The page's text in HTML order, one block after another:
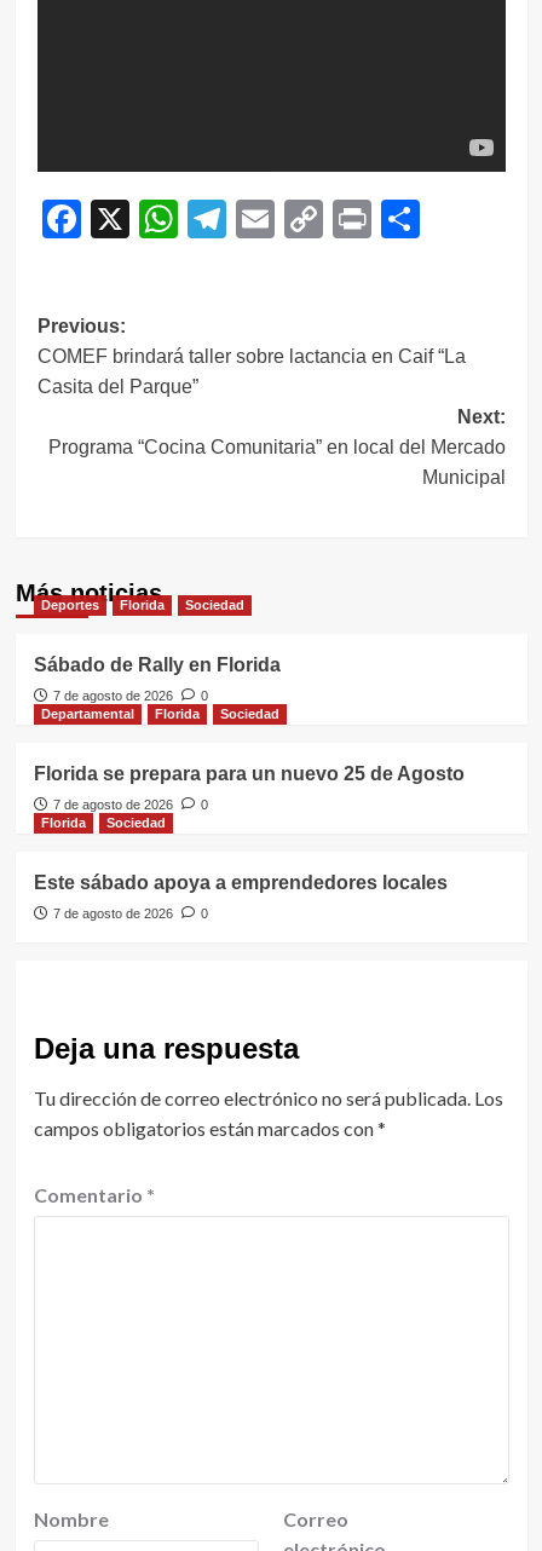
Facebook
X WhatsApp
Telegram
EmailCopy
Print
Navegación
de
entradas
Previous:
COMEF brindará taller sobre lactancia en Caif “La
Casita del Parque”
Next:
Programa “Cocina Comunitaria” en local del Mercado
Municipal
Más noticias
Deportes Florida Sociedad
Sábado de Rally en Florida
7 de agosto de 2026
0
Departamental
Florida Sociedad
Florida se prepara para un nuevo 25 de Agosto
7 de agosto de 2026
0
Florida
Sociedad
Este sábado apoya a emprendedores locales
7 de agosto de 2026 0
Deja una respuesta
Tu dirección de correo electrónico no será publicada. Los
campos obligatorios están marcados con*
Comentario *
Nombre
Correo